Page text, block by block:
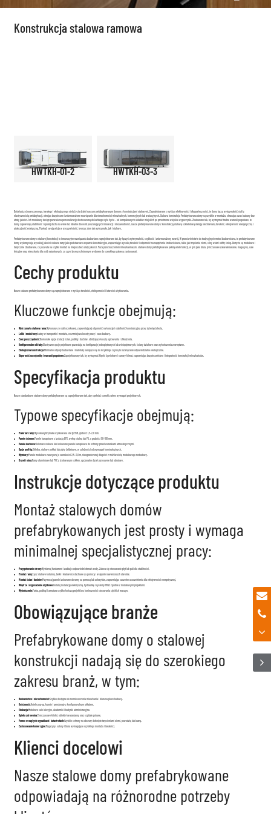
Konstrukcja stalowa ramowa
HWTKH-01-2 HWTKH-03-3
Doświadczyj nowoczesnego, trwałego i ekologicznego stylu życia dzięki naszym prefabrykowanym domom z konstrukcjami stalowymi. Zaprojektowane z myślą o efektywności i długowieczności, te domy łączą wytrzymałość stali z
elastycznością prefabrykacji, oferując bezpieczne i zrównoważone rozwiązanie dla nieruchomości mieszkalnych, komercyjnych lub wakacyjnych. Stalowa konstrukcja Prefabrykowana domy są szybkie w montażu, skracając czas budowy bez
utraty jakości. Ich modułowy design pozwala na personalizację dostosowaną do każdego stylu życia – od kompaktowych układów miejskich po przestronne wiejskie wypoczynki. Zbudowane tak, by wytrzymać trudne warunki pogodowe, te
domy zapewniają stabilność i spokój ducha na wiele lat. Idealne dla osób poszukujących innowacji i niezawodności, nasze prefabrykowane domy z konstrukcją stalową szkieletową oferują niezrównaną trwałość, efektywność energetyczną i
atrakcyjność estetyczną. Przekaż swoją wizję w rzeczywistość, tworząc dom tak wytrzymały, jak i stylowy.
Prefabrykowane domy o stalowej konstrukcji to innowacyjne rozwiązania budowlane zaprojektowane tak, by łączyć wytrzymałość, szybkość i zrównoważony rozwój. W przeciwieństwie do tradycyjnych metod budownictwa, te prefabrykowane
domy wykorzystują wysokiej jakości stalowe ramy jako podstawowe wsparcie konstrukcyjne, zapewniając wysoką trwałość i odporność na naprężenia środowiskowe, takie jak trzęsienia ziemi, silny wiatr i obfity śnieg. Domy te są modułowe i
fabrycznie zbudowane, co pozwala na szybki montaż na miejscu bez utraty jakości. Poza przeznaczeniem mieszkaniowym, stalowe domy prefabrykowane pełnią wiele funkcji, w tym jako biura, tymczasowe zakwaterowanie, magazyny, sale
lekcyjne oraz mieszkania dla osób ratunkowych, co czyni je wszechstronnym wyborem do szerokiego zakresu zastosowań.
Cechy produktu
Nasze stalowe prefabrykowane domy są zaprojektowane z myślą o trwałości, efektywności i łatwości użytkowania.
Kluczowe funkcje obejmują:
Wytrzymała stalowa rama:Wykonany ze stali ocynkowej, zapewniającej odporność na korozję i stabilność konstrukcyjną przez dziesięciolecia.
Lekki i modułowy:Łatwy w transportie i montażu, co zmniejsza koszty pracy i czas budowy.
Energooszczędność:Doskonałe opcje izolacji ścian, podłóg i dachów, obniżające koszty ogrzewania i chłodzenia.
Konfigurowalne układy:Elastyczne opcje projektowe pozwalają na konfiguracje jednopiętrowych lub wielopiętrowych, ściany działowe oraz wykończenia zewnętrzne.
Ekologiczna konstrukcja:Minimalne odpady budowlane i materiały nadające się do recyklingu czynią to rozwiązanie odpowiedzialne ekologicznie.
Odporność na sejsmikę i warunki pogodowe:Zaprojektowany tak, by wytrzymać klęski żywiołowe i surowy klimat, zapewniając bezpieczeństwo i integralność konstrukcji mieszkańców.
Specyfikacja produktu
Nasze standardowe stalowe domy prefabrykowane są zaprojektowane tak, aby spełniać szeroki zakres wymagań projektowych.
Typowe specyfikacje obejmują:
Materiał ramy:Wysokowytrzymała ocynkowana stal Q235B, grubość 1,5–2,0 mm.
Panele ścienne:Panele kanapkowe z izolacją EPS, wełną skalną lub PU, o grubości 50–100 mm.
Panele dachowe:Kolorowe stalowe lub izolowane panele kanapkowe do ochrony przed warunkami atmosferycznymi.
Opcje podłóg:Sklejka, stalowy pokład lub płyty żelbetowe, w zależności od wymagań konstrukcyjnych.
Wymiary:Panele modułowe zazwyczaj o szerokości 2,5–3,0 m, nieograniczonej długości z możliwością modułowego rozbudowy.
Drzwi i okna:Ramy aluminiowe lub PVC z izolowanym szkłem, opcjonalne drzwi przesuwne lub obrotowe.
Instrukcje dotyczące produktu
Montaż stalowych domów
prefabrykowanych jest prosty i wymaga
minimalnej specjalistycznej pracy:
Przygotowanie strony:Wyrównaj fundament i zadbaj o odpowiedni drenaż wody. Zaleca się stosowanie płyt lub pali dla stabilności.
Montaż ramy:Łącz stalowe kolumny, belki i kratownice dachowe za pomocą i wstępnie nawierconych otworów.
Montaż ścian i dachów:Przymocuj panele izolowane do ramy za pomocą lub uchwytów, zapewniając szczelne uszczelnienia dla efektywności energetycznej.
Wnętrze i wyposażenie użytkowe:Instaluj instalację elektryczną, hydraulikę i systemy HVAC zgodnie z modułowymi projektami.
Wykończenie:Farba, podłogi i armatura szybko kończą projekt bez konieczności stosowania ciężkich maszyn.
Obowiązujące branże
Prefabrykowane domy o stalowej
konstrukcji nadają się do szerokiego
zakresu branż, w tym:
Budownictwo i nieruchomości:Szybko dostępne do rozmieszczenia mieszkania i biura na place budowy.
Gościnność:Hotele pop-up, kurorty i pensjonaty z konfigurowalnym układem.
Edukacja:Modułowe sale lekcyjne, akademiki i budynki administracyjne.
Opieka zdrowotna:Tymczasowe kliniki, obiekty kwarantanny oraz szpitale polowe.
Pomoc w nagłych wypadkach i katastrofach:Szybkie schrony na obszary dotknięte trzęsieniami ziemi, powodzią lub burzą.
Zastosowanie komercyjne:Magazyny, salony i biura wymagające szybkiego montażu i trwałości.
Klienci docelowi
Nasze stalowe domy prefabrykowane
odpowiadają na różnorodne potrzeby